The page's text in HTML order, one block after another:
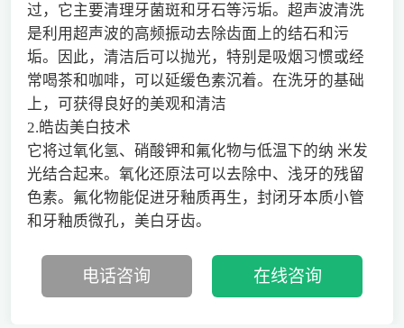
过，它主要清理牙菌斑和牙石等污垢。超声波清洗
是利用超声波的高频振动去除齿面上的结石和污
垢。因此，清洁后可以抛光，特别是吸烟习惯或经
常喝茶和咖啡，可以延缓色素沉着。在洗牙的基础
上，可获得良好的美观和清洁
2.皓齿美白技术
它将过氧化氢、硝酸钾和氟化物与低温下的纳 米发
光结合起来。氧化还原法可以去除中、浅牙的残留
色素。氟化物能促进牙釉质再生，封闭牙本质小管
和牙釉质微孔，美白牙齿。
电话咨询 在线咨询